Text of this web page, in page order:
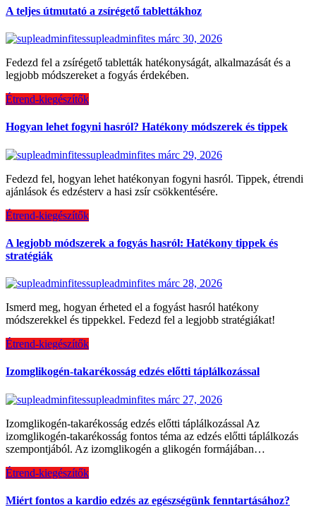
A teljes útmutató a zsírégető tablettákhoz
supleadminfites márc 30, 2026
Fedezd fel a zsírégető tabletták hatékonyságát, alkalmazását és a
legjobb módszereket a fogyás érdekében.
Étrend-kiegészítők
Hogyan lehet fogyni hasról? Hatékony módszerek és tippek
supleadminfites márc 29, 2026
Fedezd fel, hogyan lehet hatékonyan fogyni hasról. Tippek, étrendi
ajánlások és edzésterv a hasi zsír csökkentésére.
Étrend-kiegészítők
A legjobb módszerek a fogyás hasról: Hatékony tippek és
stratégiák
supleadminfites márc 28, 2026
Ismerd meg, hogyan érheted el a fogyást hasról hatékony
módszerekkel és tippekkel. Fedezd fel a legjobb stratégiákat!
Étrend-kiegészítők
Izomglikogén-takarékosság edzés előtti táplálkozással
supleadminfites márc 27, 2026
Izomglikogén-takarékosság edzés előtti táplálkozással Az
izomglikogén-takarékosság fontos téma az edzés előtti táplálkozás
szempontjából. Az izomglikogén a glikogén formájában…
Étrend-kiegészítők
Miért fontos a kardio edzés az egészségünk fenntartásához?